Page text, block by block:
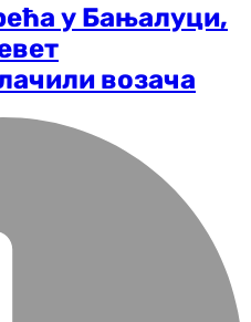
у Бањалуци,
возача